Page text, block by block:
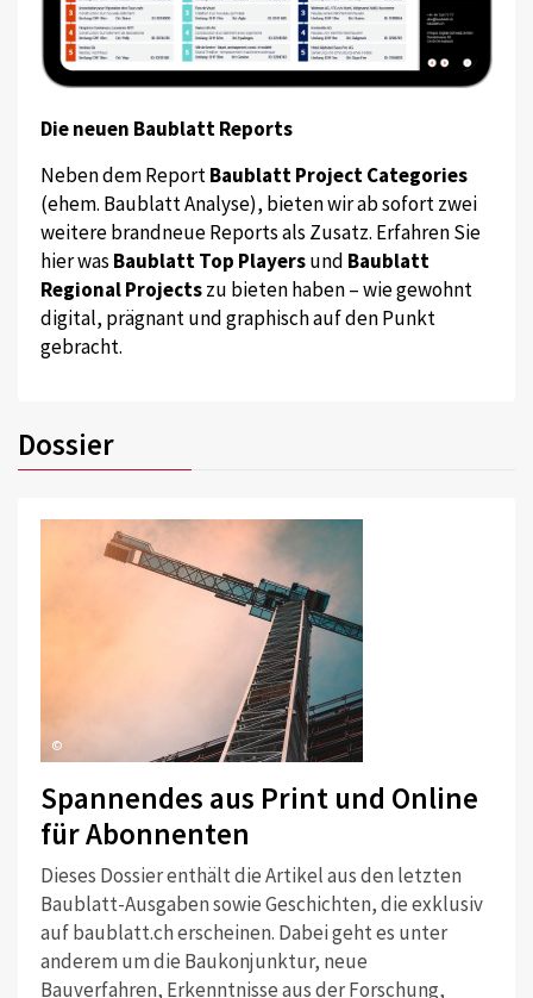
Die neuen Baublatt Reports
Neben dem ReportBaublatt Project Categories
(ehem. Baublatt Analyse), bieten wir ab sofort zwei
weitere brandneue Reports als Zusatz. Erfahren Sie
hier was Baublatt Top Playersund Baublatt
Regional Projectszu bieten haben – wie gewohnt
digital, prägnant und graphisch auf den Punkt
gebracht.
Dossier
©
Spannendes aus Print und Online
für Abonnenten
Dieses Dossier enthält die Artikel aus den letzten
Baublatt-Ausgaben sowie Geschichten, die exklusiv
auf baublatt.ch erscheinen. Dabei geht es unter
anderem um die Baukonjunktur, neue
Bauverfahren, Erkenntnisse aus der Forschung,